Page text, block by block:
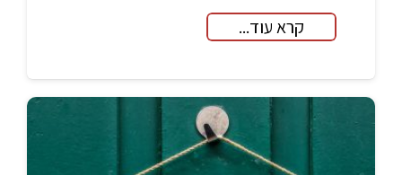
קרא עוד...